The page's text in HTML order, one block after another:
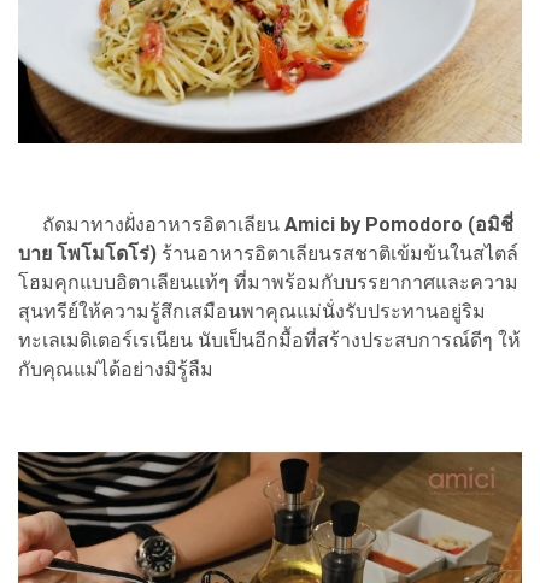
ถัดมาทางฝั่งอาหารอิตาเลียน Amici by Pomodoro (อมิชี่
บาย โพโมโดโร่) ร้านอาหารอิตาเลียนรสชาติเข้มข้นในสไตล์
โฮมคุกแบบอิตาเลียนแท้ๆ ที่มาพร้อมกับบรรยากาศและความ
สุนทรีย์ให้ความรู้สึกเสมือนพาคุณแม่นั่งรับประทานอยู่ริม
ทะเลเมดิเตอร์เรเนียน นับเป็นอีกมื้อที่สร้างประสบการณ์ดีๆ ให้
กับคุณแม่ได้อย่างมิรู้ลืม